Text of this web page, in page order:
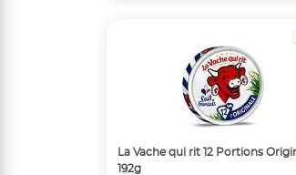
La Vache qui rit 12 Portions
192g